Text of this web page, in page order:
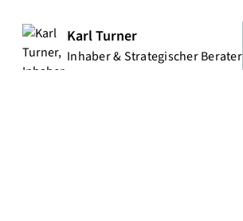
Karl Turner
Inhaber & Strategischer Berater